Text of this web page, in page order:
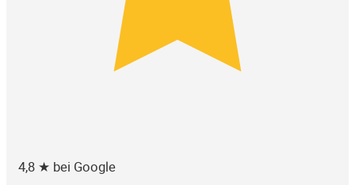
4,8 ★ bei Google